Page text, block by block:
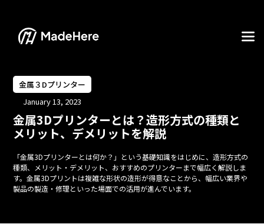
金属３Dプリンター
January 13, 2023
金属3Dプリンターとは？造形方式の種類と
メリット、デメリットを解説
「金属3Dプリンターとは何か？」という基礎知識をはじめに、造形方式の
種類、メリット・デメリット、おすすめのプリンターまで幅広く解説しま
す。金属3Dプリントは複雑な形状の造形が得意なことから、幅広い業界や
製品の製造・修理といった場面での活用が進んでいます。